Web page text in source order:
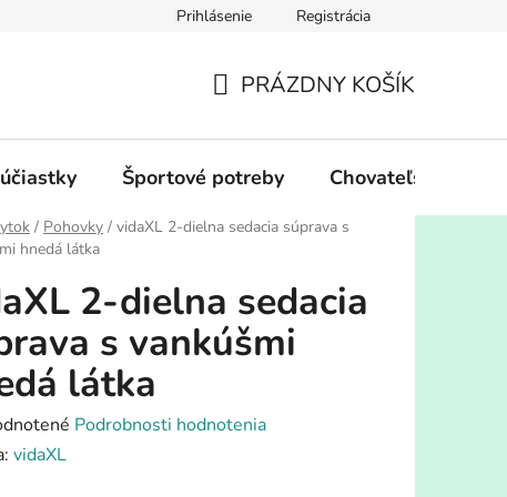
Prihlásenie Registrácia
KOŠÍK
PRÁZDNY KOŠÍK
Športové potreby Chovateľské
/ Pohovky / vidaXL 2-dielna sedacia súprava s
hnedá látka
2-dielna sedacia
s vankúšmi
látka
Podrobnosti hodnotenia
vidaXL